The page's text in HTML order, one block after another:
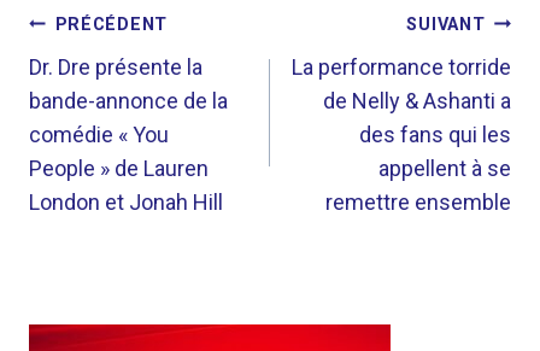
NAVIGATION
DE
L’ARTICLE
PRÉCÉDENT
Dr. Dre présente la
bande-annonce de la
comédie « You
People » de Lauren
London et Jonah Hill
SUIVANT
La performance torride
de Nelly & Ashanti a
des fans qui les
appellent à se
remettre ensemble